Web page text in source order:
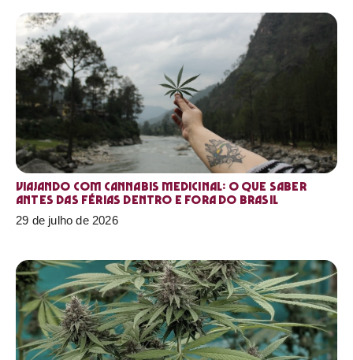
Viajando com cannabis medicinal: o que saber
antes das férias dentro e fora do Brasil
29 de julho de 2026